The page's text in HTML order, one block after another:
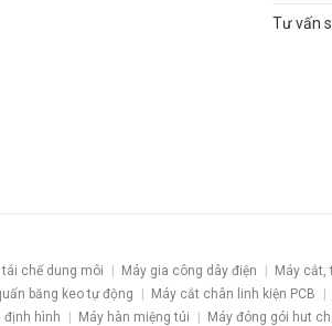
Tư vấn
tái chế dung môi Máy gia công dây điện Máy cắt,
băng keo tự động Máy cắt chân linh kiện PCB
định hình Máy hàn miệng túi Máy đóng gói hut